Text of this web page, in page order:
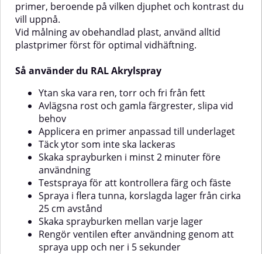
primer, beroende på vilken djuphet och kontrast du
vill uppnå.
Vid målning av obehandlad plast, använd alltid
plastprimer först för optimal vidhäftning.
Så använder du RAL Akrylspray
Ytan ska vara ren, torr och fri från fett
Avlägsna rost och gamla färgrester, slipa vid
behov
Applicera en primer anpassad till underlaget
Täck ytor som inte ska lackeras
Skaka sprayburken i minst 2 minuter före
användning
Testspraya för att kontrollera färg och fäste
Spraya i flera tunna, korslagda lager från cirka
25 cm avstånd
Skaka sprayburken mellan varje lager
Rengör ventilen efter användning genom att
spraya upp och ner i 5 sekunder